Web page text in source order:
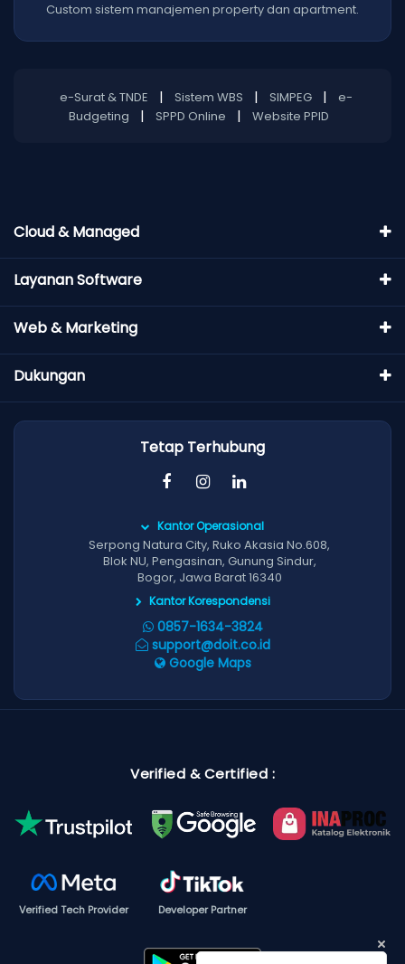
Custom sistem manajemen property dan apartment.
e-Surat & TNDE | Sistem WBS | SIMPEG |
e-
Budgeting
| SPPD Online | Website PPID
Cloud & Managed
Layanan Software
Web & Marketing
Dukungan
Tetap Terhubung
Kantor Operasional
Serpong Natura City, Ruko Akasia No.608,
Blok NU, Pengasinan, Gunung Sindur,
Bogor, Jawa Barat 16340
Kantor Korespondensi
0857-1634-3824
support@doit.co.id
Google Maps
Verified & Certified :
Verified Tech Provider Developer Partner